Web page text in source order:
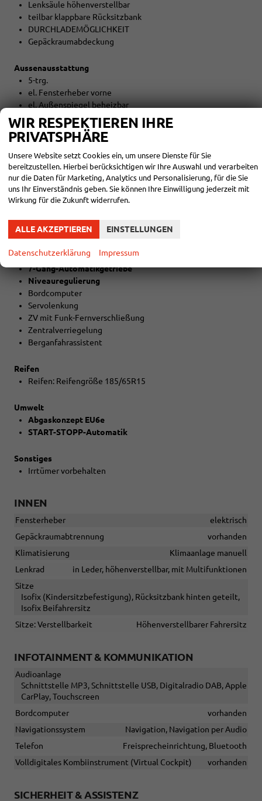
Lenksäule höhenverstellbar
teilbar klappbare Rücksitzbank
DURCHLADEMÖGLICHKEIT
Gepäckraumabdeckung
Aussenausstattung
5-trg.
el. Fensterheber vorne
el. Außenspiegel beheizbar
Colorverglasung
Licht und Sicht
LED-SCHEINWERFER (VOLL)
Tagfahrlicht
LED-Heckleuchten
Lichtautomatik
Coming-Home-Funktion
NEBELSCHEINWERFER
Technik
7-Gang-Automatikgetriebe
Niveauregulierung
Bordcomputer
Servolenkung
ZV mit Funk-Fernverschließung
Zentralverriegelung
Berganfahrassistent
Reifen
Reifen: Reifengröße 185/65R15
Umwelt
Abgaskonzept EU6e
START-STOPP-Automatik
Sonstiges
Irrtümer vorbehalten
INNEN
Fensterheber
elektrisch
Gepäckraumabtrennung
vorhanden
Klimatisierung
Klimaanlage manuell
Lenkrad
in Leder, höhenverstellbar, mit Multifunktionen
Sitze
Isofix (Kindersitzbefestigung), Rücksitzbank hinten geteilt,
Isofix Beifahrersitz
Sitze: Verstellbarkeit
Höhenverstellbarer Fahrersitz
INFOTAINMENT & KOMMUNIKATION
Audioanlage
Schnittstelle MP3, Schnittstelle USB, Digitalradio DAB, Apple
CarPlay, Touchscreen
Bordcomputer
vorhanden
Navigationssystem
Navigation, Navigation per Audio
Telefon
Freisprecheinrichtung, Bluetooth
Volldigitales Kombiinstrument (Virtual Cockpit)
vorhanden
SICHERHEIT & ASSISTENZ
WIR RESPEKTIEREN IHRE
PRIVATSPHÄRE
Unsere Website setzt Cookies ein, um unsere Dienste für Sie
bereitzustellen. Hierbei berücksichtigen wir Ihre Auswahl und verarbeiten
nur die Daten für Marketing, Analytics und Personalisierung, für die Sie
uns Ihr Einverständnis geben. Sie können Ihre Einwilligung jederzeit mit
Wirkung für die Zukunft widerrufen.
ALLE AKZEPTIEREN EINSTELLUNGEN
Datenschutzerklärung Impressum